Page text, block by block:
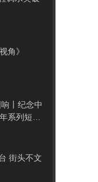
角》
丨纪念中
系列短视
街头不文